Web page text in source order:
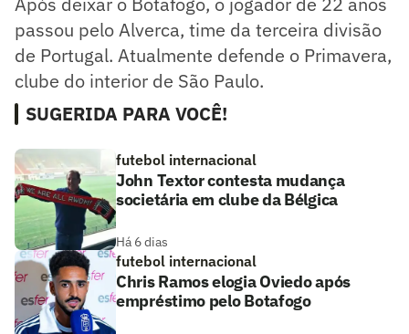
passou pelo Alverca, time da terceira divisão
de Portugal. Atualmente defende o Primavera,
clube do interior de São Paulo.
SUGERIDA PARA VOCÊ!
futebol internacional
John Textor contesta mudança
societária em clube da Bélgica
Há 6 dias
futebol internacional
Chris Ramos elogia Oviedo após
empréstimo pelo Botafogo